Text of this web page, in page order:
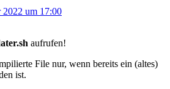
2022 um 17:00
aufrufen!
File nur, wenn bereits ein (altes)
ist.